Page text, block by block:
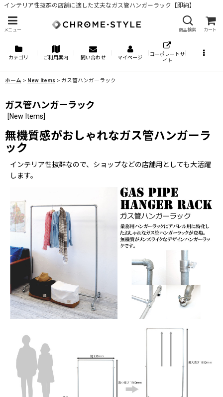
インテリア性抜群の店舗に適した丈夫なガス管ハンガーラック【即納】
メニュー 商品検索 カート
カテゴリ ご利用案内 問い合わせ マイページ
コーポレートサ
イト
ホーム > New Items > ガス管ハンガーラック
ガス管ハンガーラック
[New Items]
無機質感がおしゃれなガス管ハンガーラ
ック
インテリア性抜群なので、ショップなどの店舗用としても大活躍
します。